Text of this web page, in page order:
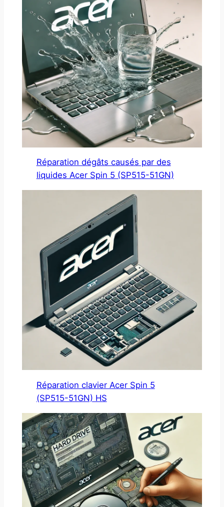
Réparation dégâts causés par des
liquides Acer Spin 5 (SP515-51GN)
Réparation clavier Acer Spin 5
(SP515-51GN) HS